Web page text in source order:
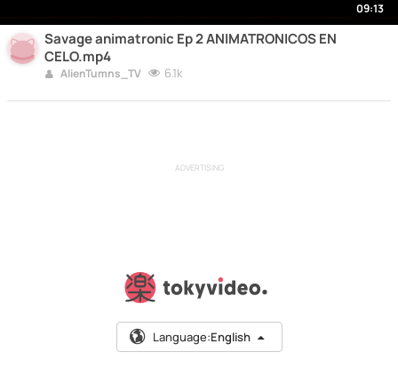
09:13
Savage animatronic Ep 2 ANIMATRONICOS EN
CELO.mp4
AlienTumns_TV 6.1k
ADVERTISING
Language:English